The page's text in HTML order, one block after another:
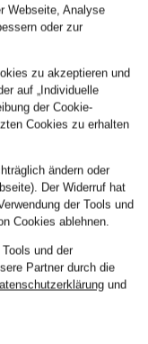
Webseite, Analyse
oder zur
zu akzeptieren und
auf „Individuelle
der Cookie-
Cookies zu erhalten
ändern oder
Der Widerruf hat
der Tools und
Cookies ablehnen.
und der
Partner durch die
und